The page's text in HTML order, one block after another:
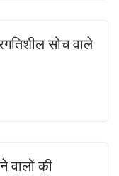
सोच वाले
वालों की